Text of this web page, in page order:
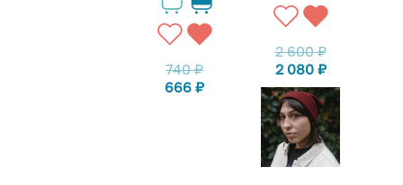
740₽
666₽
2 600₽
2 080 ₽